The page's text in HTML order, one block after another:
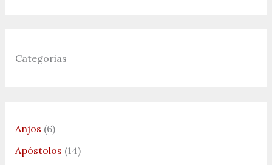
Categorias
Anjos (6)
Apóstolos (14)